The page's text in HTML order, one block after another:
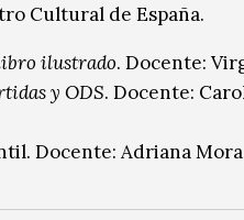
Cultural de España.
ilustrado. Docente:
y ODS. Docente:
Docente: Adriana